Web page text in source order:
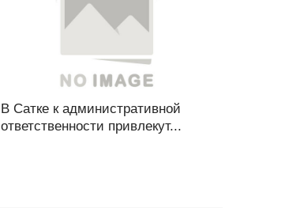
В Сатке к административной
ответственности привлекут...